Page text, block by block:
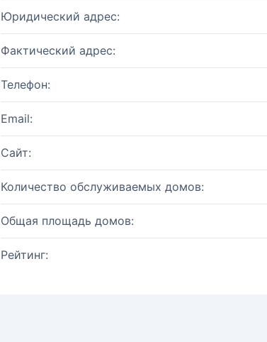
Юридический адрес:
Фактический адрес:
Телефон:
Email:
Сайт:
Количество обслуживаемых домов:
Общая площадь домов:
Рейтинг: